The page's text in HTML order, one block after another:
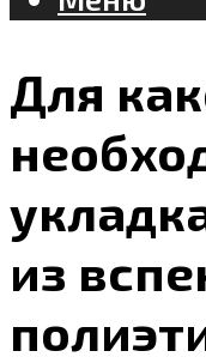
Для
из